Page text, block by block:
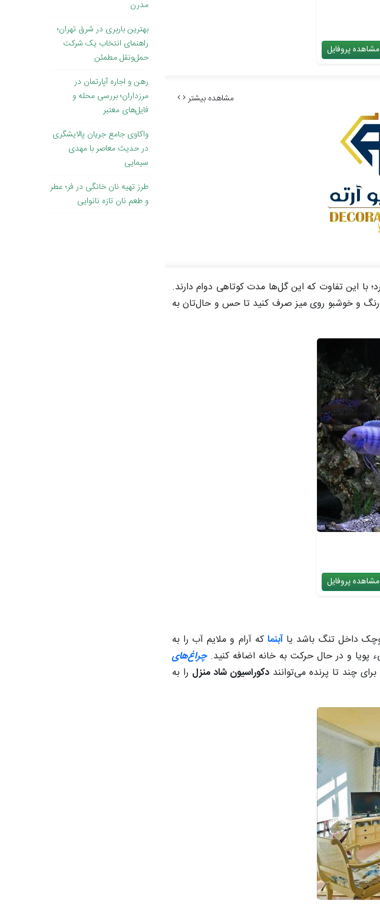
مشاهده پروفایل
مشاهده بیشتر
این تفاوت که این گل‌ها مدت کوتاهی دوام دارند.
و خوشبو روی میز صرف کنید تا حس و حال‌تان به
مشاهده پروفایل
داخل تنگ باشد یاآبنما که آرام و ملایم آب را به
پویا و در حال حرکت به خانه اضافه کنید.چراغ‌های
چند تا پرنده می‌توانند دکوراسیون شاد منزل را به
مدرن
بهترین باربری در شرق تهران؛
راهنمای انتخاب یک شرکت
حمل‌ونقل مطمئن
رهن و اجاره آپارتمان در
مرزداران؛ بررسی محله و
فایل‌های معتبر
واکاوی جامع جریان پالایشگری
در حدیث معاصر با مهدی
سیمایی
طرز تهیه نان خانگی در فر؛ عطر
و طعم نان تازه نانوایی